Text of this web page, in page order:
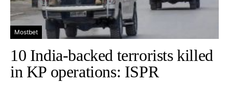
Mostbet
10 India-backed terrorists killed
in KP operations: ISPR